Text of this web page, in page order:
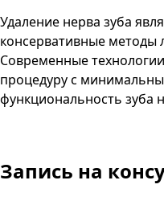
Удаление нерва зуба
консервативные методы
Современные
процедуру с
функциональность зуба
Запись на